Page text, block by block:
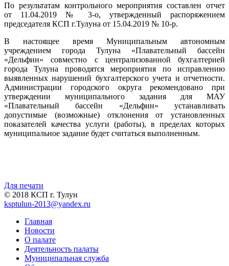
По результатам контрольного мероприятия составлен отчет
от 11.04.2019 № 3-о, утвержденный распоряжением
председателя КСП г.Тулуна от 15.04.2019 № 10-р.
В настоящее время Муниципальным автономным
учреждением города Тулуна «Плавательный бассейн
«Дельфин» совместно с централизованной бухгалтерией
города Тулуна проводятся мероприятия по исправлению
выявленных нарушений бухгалтерского учета и отчетности.
Администрации городского округа рекомендовано при
утверждении муниципального задания для МАУ
«Плавательный бассейн «Дельфин» устанавливать
допустимые (возможные) отклонения от установленных
показателей качества услуги (работы), в пределах которых
муниципальное задание будет считаться выполненным.
Для печати
© 2018 КСП г. Тулун
ksptulun-2013@yandex.ru
Главная
Новости
О палате
Деятельность палаты
Муниципальная служба